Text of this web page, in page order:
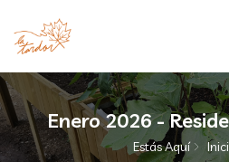
Enero 2026 -
Estás Aquí